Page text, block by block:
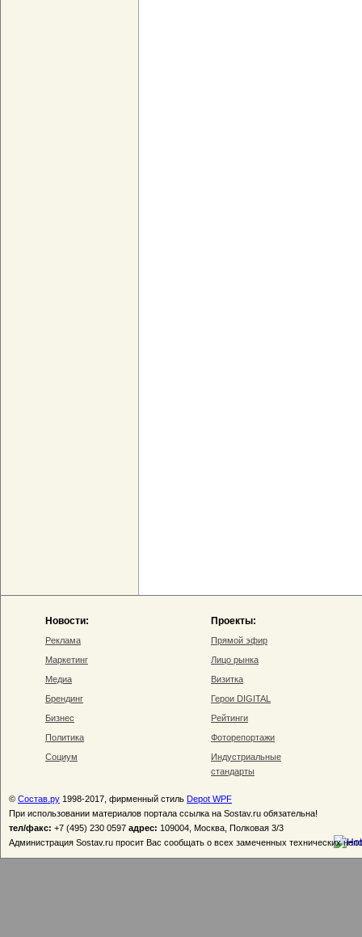
Новости:
Реклама
Маркетинг
Медиа
Брендинг
Бизнес
Политика
Социум
Проекты:
Прямой эфир
Лицо рынка
Визитка
Герои DIGITAL
Рейтинги
Фоторепортажи
Индустриальные
стандарты
© Состав.ру 1998-2017, фирменный стиль Depot WPF
При использовании материалов портала ссылка на Sostav.ru обязательна!
тел/факс: +7 (495) 230 0597 адрес: 109004, Москва, Полковая 3/3
Администрация Sostav.ru просит Вас сообщать о всех замеченных технических